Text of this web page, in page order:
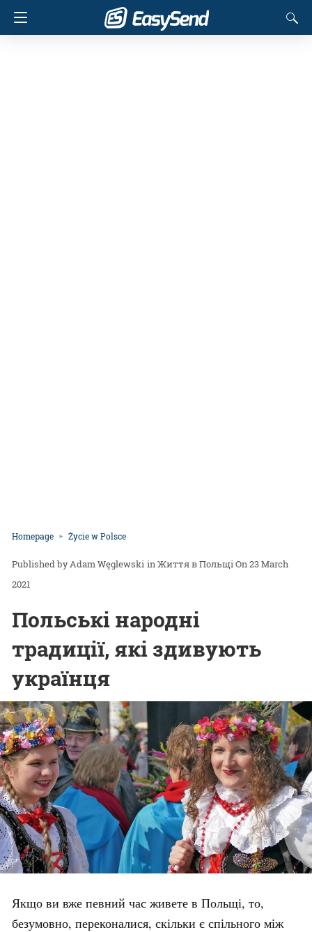
Homepage Życie w Polsce
Adam Węglewski inЖиття в ПольщіOn 23 March
2021
Польські народні
традиції, які здивують
українця
Якщо ви вже певний час живете в Польщі, то,
безумовно, переконалися, скільки є спільного між